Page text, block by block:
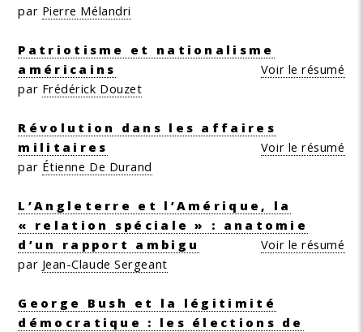
par Pierre Mélandri
Patriotisme et nationalisme
américains
Voir le résumé
par Frédérick Douzet
Révolution dans les affaires
militaires
Voir le résumé
par Étienne De Durand
L’Angleterre et l’Amérique, la
« relation spéciale » : anatomie
d’un rapport ambigu
Voir le résumé
par Jean-Claude Sergeant
George Bush et la légitimité
démocratique : les élections de